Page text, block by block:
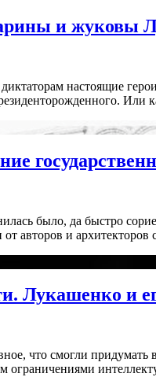
и
настоящие
было, да быстро
и архитекторов
Лукашенко и
что смогли